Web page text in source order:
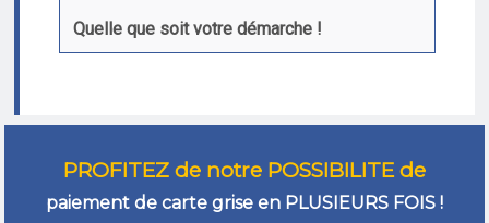
Quelle que soit votre démarche !
PROFITEZ de notre POSSIBILITE de
paiement de carte grise en PLUSIEURS FOIS !